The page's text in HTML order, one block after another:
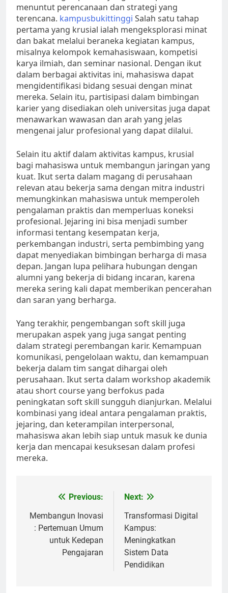
menuntut perencanaan dan strategi yang
terencana. kampusbukittinggi Salah satu tahap
pertama yang krusial ialah mengeksplorasi minat
dan bakat melalui beraneka kegiatan kampus,
misalnya kelompok kemahasiswaan, kompetisi
karya ilmiah, dan seminar nasional. Dengan ikut
dalam berbagai aktivitas ini, mahasiswa dapat
mengidentifikasi bidang sesuai dengan minat
mereka. Selain itu, partisipasi dalam bimbingan
karier yang disediakan oleh universitas juga dapat
menawarkan wawasan dan arah yang jelas
mengenai jalur profesional yang dapat dilalui.
Selain itu aktif dalam aktivitas kampus, krusial
bagi mahasiswa untuk membangun jaringan yang
kuat. Ikut serta dalam magang di perusahaan
relevan atau bekerja sama dengan mitra industri
memungkinkan mahasiswa untuk memperoleh
pengalaman praktis dan memperluas koneksi
profesional. Jejaring ini bisa menjadi sumber
informasi tentang kesempatan kerja,
perkembangan industri, serta pembimbing yang
dapat menyediakan bimbingan berharga di masa
depan. Jangan lupa pelihara hubungan dengan
alumni yang bekerja di bidang incaran, karena
mereka sering kali dapat memberikan pencerahan
dan saran yang berharga.
Yang terakhir, pengembangan soft skill juga
merupakan aspek yang juga sangat penting
dalam strategi perembangan karir. Kemampuan
komunikasi, pengelolaan waktu, dan kemampuan
bekerja dalam tim sangat dihargai oleh
perusahaan. Ikut serta dalam workshop akademik
atau short course yang berfokus pada
peningkatan soft skill sungguh dianjurkan. Melalui
kombinasi yang ideal antara pengalaman praktis,
jejaring, dan keterampilan interpersonal,
mahasiswa akan lebih siap untuk masuk ke dunia
kerja dan mencapai kesuksesan dalam profesi
mereka.
navigation
Previous:
Membangun Inovasi
: Pertemuan Umum
untuk Kedepan
Pengajaran
Next:
Transformasi Digital
Kampus:
Meningkatkan
Sistem Data
Pendidikan